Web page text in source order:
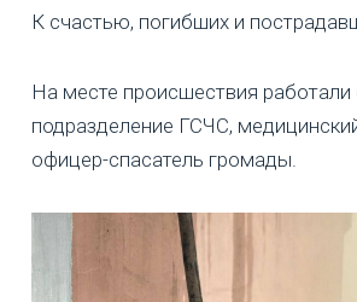
К счастью, погибших и
На месте происшествия работали
подразделение ГСЧС,
офицер-спасатель громады.